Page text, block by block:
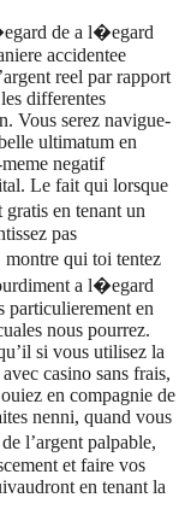
de a l�egard
accidentee
reel par rapport
differentes
Vous serez navigue-
ultimatum en
negatif
Le fait qui lorsque
en tenant un
pas
qui toi tentez
a l�egard
particulierement en
nous pourrez.
si vous utilisez la
casino sans frais,
en compagnie de
nenni, quand vous
l’argent palpable,
et faire vos
en tenant la